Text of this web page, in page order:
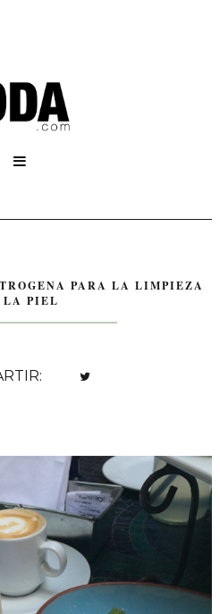

PARA LA LIMPIEZA
LA PIEL